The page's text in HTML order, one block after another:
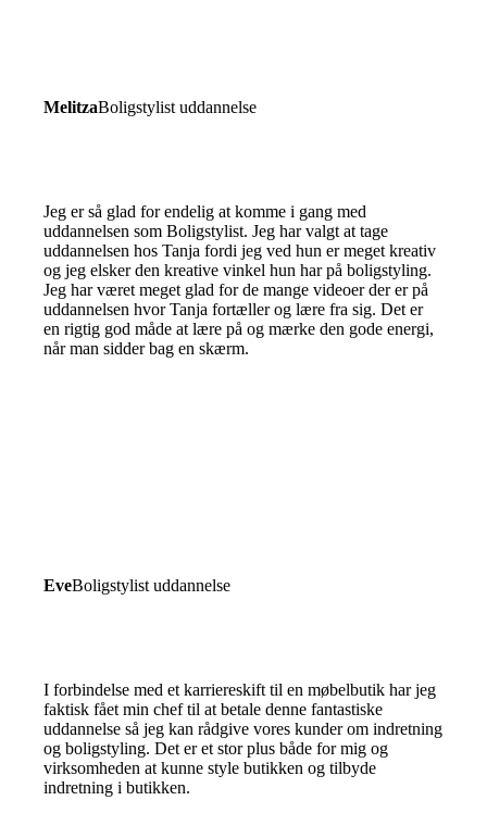
MelitzaBoligstylist uddannelse
Jeg er så glad for endelig at komme i gang med
uddannelsen som Boligstylist. Jeg har valgt at tage
uddannelsen hos Tanja fordi jeg ved hun er meget kreativ
og jeg elsker den kreative vinkel hun har på boligstyling.
Jeg har været meget glad for de mange videoer der er på
uddannelsen hvor Tanja fortæller og lære fra sig. Det er
en rigtig god måde at lære på og mærke den gode energi,
når man sidder bag en skærm.
EveBoligstylist uddannelse
I forbindelse med et karriereskift til en møbelbutik har jeg
faktisk fået min chef til at betale denne fantastiske
uddannelse så jeg kan rådgive vores kunder om indretning
og boligstyling. Det er et stor plus både for mig og
virksomheden at kunne style butikken og tilbyde
indretning i butikken.